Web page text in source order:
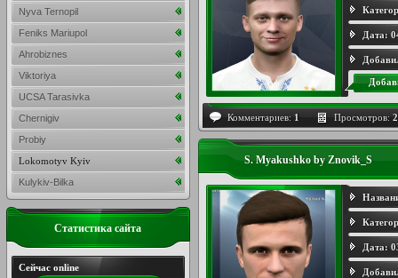
Дата:
Комментариев: 1 Просмотров:
S. Myakushko by Znovik_S
Дата:
Nyva Ternopil
Feniks Mariupol
Ahrobiznes
Viktoriya
UCSA Tarasivka
Chernigiv
Probiy
Lokomotyv Kyiv
Kulykiv-Bilka
Статистика сайта
Сейчас online